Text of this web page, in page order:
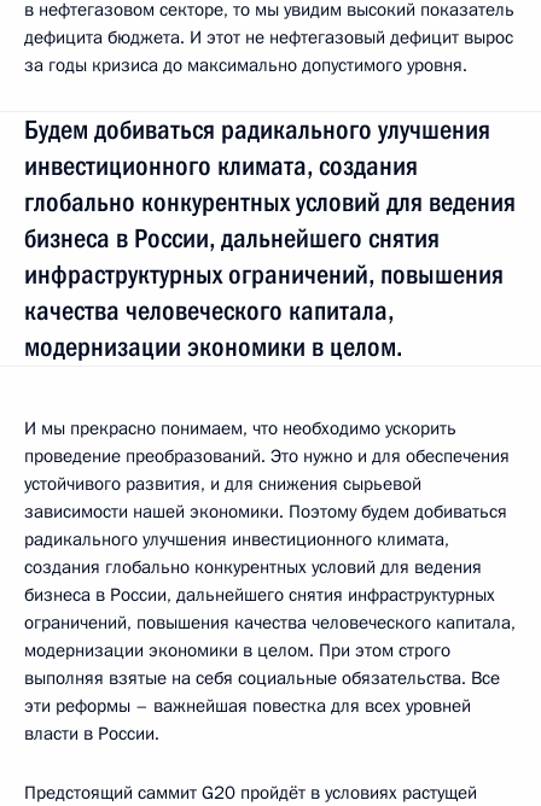
в нефтегазовом секторе, то мы увидим высокий показатель
дефицита бюджета. И этот не нефтегазовый дефицит вырос
за годы кризиса до максимально допустимого уровня.
Будем добиваться радикального улучшения
инвестиционного климата, создания
глобально конкурентных условий для ведения
бизнеса в России, дальнейшего снятия
инфраструктурных ограничений, повышения
качества человеческого капитала,
модернизации экономики в целом.
И мы прекрасно понимаем, что необходимо ускорить
проведение преобразований. Это нужно и для обеспечения
устойчивого развития, и для снижения сырьевой
зависимости нашей экономики. Поэтому будем добиваться
радикального улучшения инвестиционного климата,
создания глобально конкурентных условий для ведения
бизнеса в России, дальнейшего снятия инфраструктурных
ограничений, повышения качества человеческого капитала,
модернизации экономики в целом. При этом строго
выполняя взятые на себя социальные обязательства. Все
эти реформы – важнейшая повестка для всех уровней
власти в России.
Предстоящий саммит G20 пройдёт в условиях растущей